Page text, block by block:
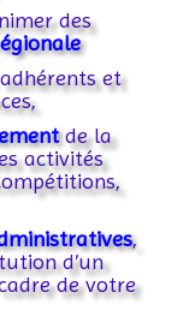
des
et
de la
activités
,
d’un
de votre